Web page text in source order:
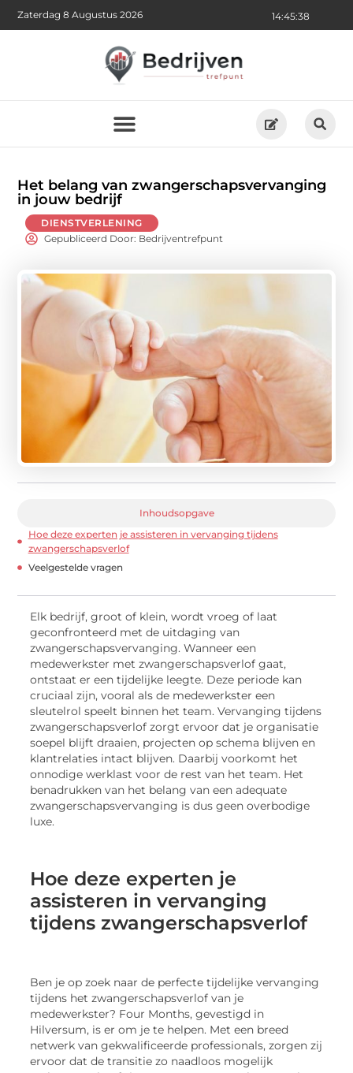
14:45:40
Zaterdag 8 Augustus 2026
Het belang van zwangerschapsvervanging
in jouw bedrijf
DIENSTVERLENING
Gepubliceerd Door: Bedrijventrefpunt
Inhoudsopgave
Hoe deze experten je assisteren in vervanging tijdens
zwangerschapsverlof
Veelgestelde vragen
Elk bedrijf, groot of klein, wordt vroeg of laat
geconfronteerd met de uitdaging van
zwangerschapsvervanging. Wanneer een
medewerkster met zwangerschapsverlof gaat,
ontstaat er een tijdelijke leegte. Deze periode kan
cruciaal zijn, vooral als de medewerkster een
sleutelrol speelt binnen het team. Vervanging tijdens
zwangerschapsverlof zorgt ervoor dat je organisatie
soepel blijft draaien, projecten op schema blijven en
klantrelaties intact blijven. Daarbij voorkomt het
onnodige werklast voor de rest van het team. Het
benadrukken van het belang van een adequate
zwangerschapsvervanging is dus geen overbodige
luxe.
Hoe deze experten je
assisteren in vervanging
tijdens zwangerschapsverlof
Ben je op zoek naar de perfecte tijdelijke vervanging
tijdens het zwangerschapsverlof van je
medewerkster? Four Months, gevestigd in
Hilversum, is er om je te helpen. Met een breed
netwerk van gekwalificeerde professionals, zorgen zij
ervoor dat de transitie zo naadloos mogelijk